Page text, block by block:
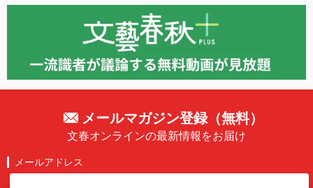
メールマガジン登録（無料）
文春オンラインの最新情報をお届け
メールアドレス